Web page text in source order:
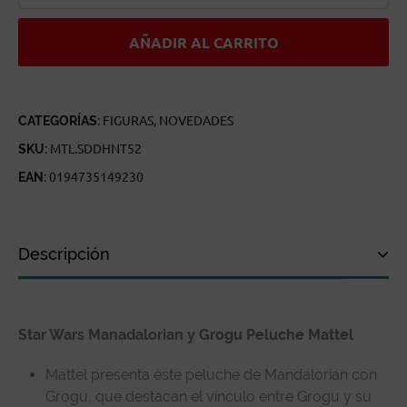
PELUCHE
AÑADIR AL CARRITO
CATEGORÍAS: FIGURAS, NOVEDADES
SKU: MTL.SDDHNT52
EAN: 0194735149230
Descripción
Especificaciones técnicas
Reseñas de clientes
Star Wars Manadalorian y Grogu Peluche Mattel
Mattel presenta este peluche de Mandalorian con
Grogu, que destacan el vínculo entre Grogu y su